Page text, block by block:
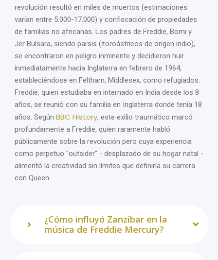
revolución resultó en miles de muertos (estimaciones
varían entre 5.000-17.000) y confiscación de propiedades
de familias no africanas. Los padres de Freddie, Bomi y
Jer Bulsara, siendo parsis (zoroástricos de origen indio),
se encontraron en peligro inminente y decidieron huir
inmediatamente hacia Inglaterra en febrero de 1964,
estableciéndose en Feltham, Middlesex, como refugiados.
Freddie, quien estudiaba en internado en India desde los 8
años, se reunió con su familia en Inglaterra donde tenía 18
años. Según BBC History, este exilio traumático marcó
profundamente a Freddie, quien raramente habló
públicamente sobre la revolución pero cuya experiencia
como perpetuo "outsider" - desplazado de su hogar natal -
alimentó la creatividad sin límites que definiría su carrera
con Queen.
¿Cómo influyó Zanzíbar en la
música de Freddie Mercury?